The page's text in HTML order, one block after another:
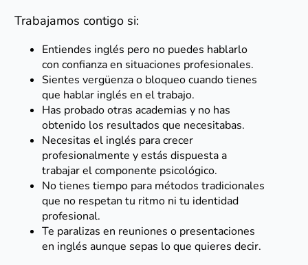
Trabajamos contigo si:
Entiendes inglés pero no puedes hablarlo
con confianza en situaciones profesionales.
Sientes vergüenza o bloqueo cuando tienes
que hablar inglés en el trabajo.
Has probado otras academias y no has
obtenido los resultados que necesitabas.
Necesitas el inglés para crecer
profesionalmente y estás dispuesta a
trabajar el componente psicológico.
No tienes tiempo para métodos tradicionales
que no respetan tu ritmo ni tu identidad
profesional.
Te paralizas en reuniones o presentaciones
en inglés aunque sepas lo que quieres decir.